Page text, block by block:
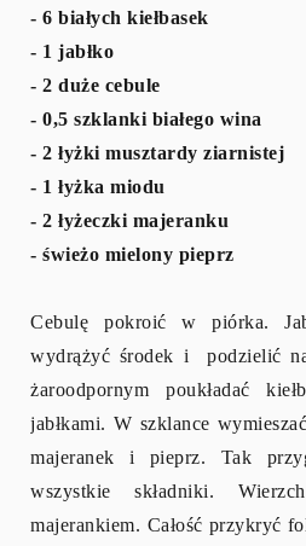
- 6 białych kiełbasek
- 1 jabłko
- 2 duże cebule
- 0,5 szklanki białego wina
- 2 łyżki musztardy ziarnistej
- 1 łyżka miodu
- 2 łyżeczki majeranku
- świeżo mielony pieprz
Cebulę pokroić w piórka.
wydrążyć środek i podzielić
żaroodpornym poukładać
jabłkami. W szklance
majeranek i pieprz. Tak
wszystkie składniki.
majerankiem. Całość przykryć